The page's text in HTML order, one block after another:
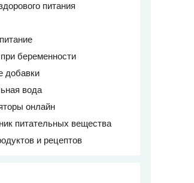
питания
беременности
добавки
вода
онлайн
питательных вещества
и рецептов